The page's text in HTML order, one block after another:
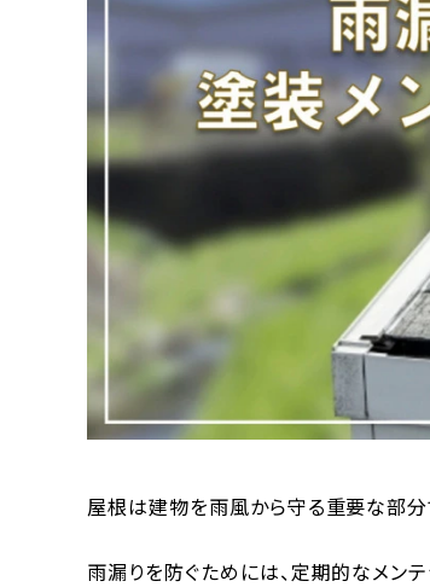
屋根は建物を雨風から守る重要な部分
雨漏りを防ぐためには、定期的なメン